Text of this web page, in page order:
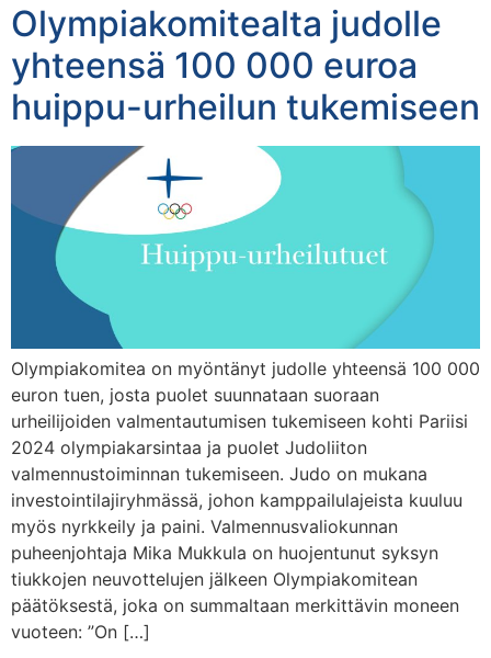
Olympiakomitealta judolle
yhteensä 100 000 euroa
huippu-urheilun tukemiseen
Olympiakomitea on myöntänyt judolle yhteensä 100 000
euron tuen, josta puolet suunnataan suoraan
urheilijoiden valmentautumisen tukemiseen kohti Pariisi
2024 olympiakarsintaa ja puolet Judoliiton
valmennustoiminnan tukemiseen. Judo on mukana
investointilajiryhmässä, johon kamppailulajeista kuuluu
myös nyrkkeily ja paini. Valmennusvaliokunnan
puheenjohtaja Mika Mukkula on huojentunut syksyn
tiukkojen neuvottelujen jälkeen Olympiakomitean
päätöksestä, joka on summaltaan merkittävin moneen
vuoteen: ”On […]